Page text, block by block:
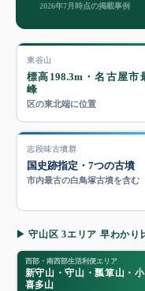
2026年7月時点の掲載事例
東谷山
標高198.3m・名古屋市
峰
区の東北端に位置
志段味古墳群
国史跡指定・7つの古墳
市内最古の白鳥塚古墳を含む
▶ 守山区 3エリア 早わかり
西部・南西部生活利便エリア
新守山・守山・瓢箪山・小
喜多山